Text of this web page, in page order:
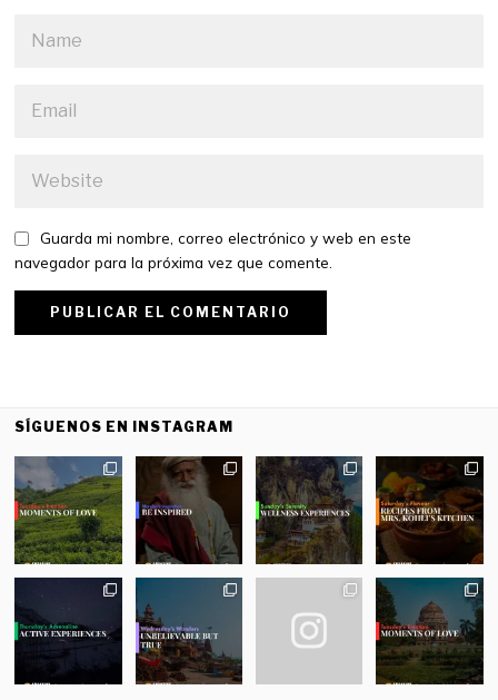
Guarda mi nombre, correo electrónico y web en este
navegador para la próxima vez que comente.
SÍGUENOS EN INSTAGRAM